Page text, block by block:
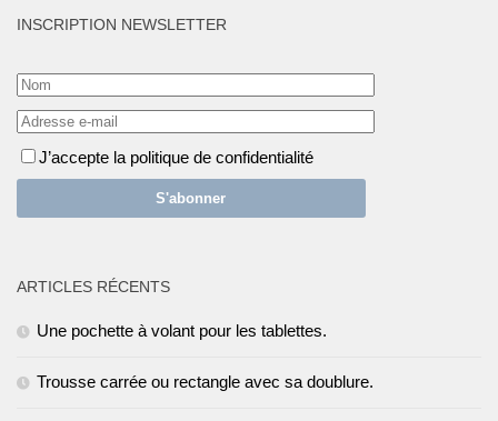
INSCRIPTION NEWSLETTER
J’accepte la politique de confidentialité
ARTICLES RÉCENTS
Une pochette à volant pour les tablettes.
Trousse carrée ou rectangle avec sa doublure.